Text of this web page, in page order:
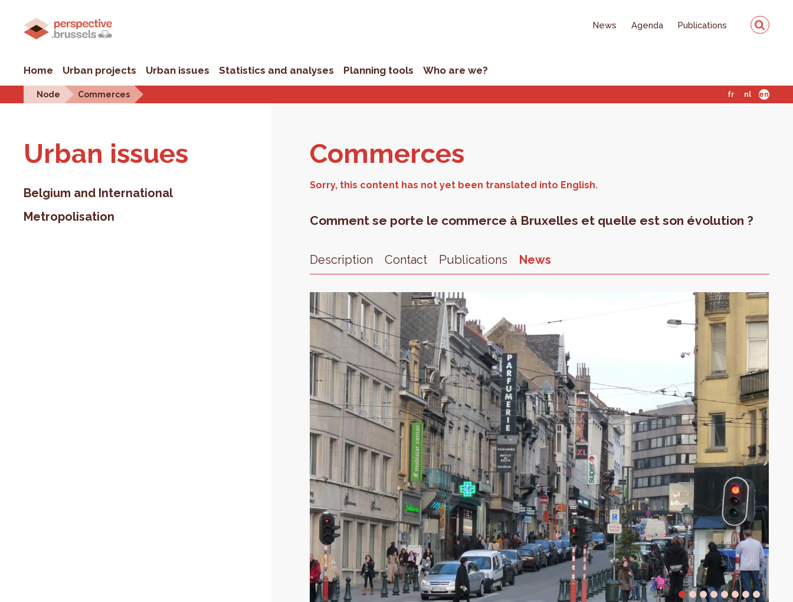
News Agenda Publications
Home Urban projects Urban issues Statistics and analyses Planning tools Who are we?
Node Commerces fr nl en
Urban is­sues
Belgium and International
Metropolisation
Com­merces
Comment se porte le commerce à Bruxelles et quelle est son évolution ?
Description Contact Publications News